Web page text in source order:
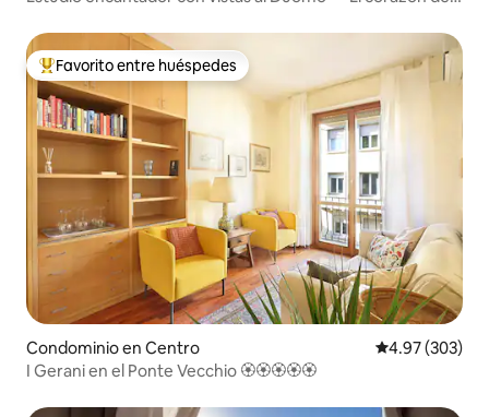
De los mejores en Favorito entre huéspedes
Favorito entre huéspedes
Condominio en Centro Calificación
4.97 (303)
I Gerani en el Ponte Vecchio 🏵🏵🏵🏵🏵